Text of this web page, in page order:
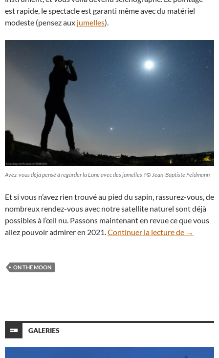
est rapide, le spectacle est garanti même avec du matériel
modeste (pensez aux jumelles).
Avez-vous déjà pensé à regarder la Lune avec des jumelles ? © Jean-Baptiste Feldmann
Et si vous n’avez rien trouvé au pied du sapin, rassurez-vous, de
nombreux rendez-vous avec notre satellite naturel sont déjà
possibles à l’œil nu. Passons maintenant en revue ce que vous
allez pouvoir admirer en 2021. Continuer la lecture de Voici
→
ON THE MOON
GALERIES